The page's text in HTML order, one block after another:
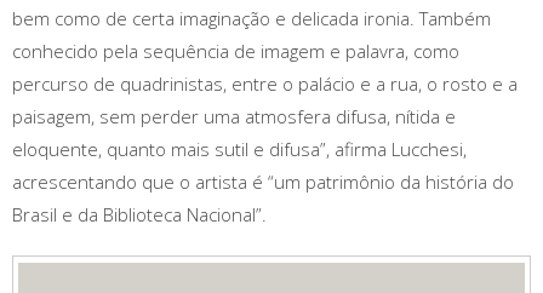
bem como de certa imaginação e delicada ironia. Também
conhecido pela sequência de imagem e palavra, como
percurso de quadrinistas, entre o palácio e a rua, o rosto e a
paisagem, sem perder uma atmosfera difusa, nítida e
eloquente, quanto mais sutil e difusa”, afirma Lucchesi,
acrescentando que o artista é “um patrimônio da história do
Brasil e da Biblioteca Nacional”.